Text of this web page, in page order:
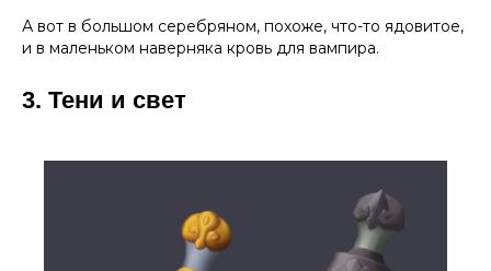
А вот в большом серебряном, похоже, что-то ядовитое,
и в маленьком наверняка кровь для вампира.
3. Тени и свет